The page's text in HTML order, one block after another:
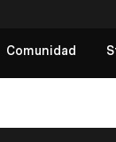
Comunidad